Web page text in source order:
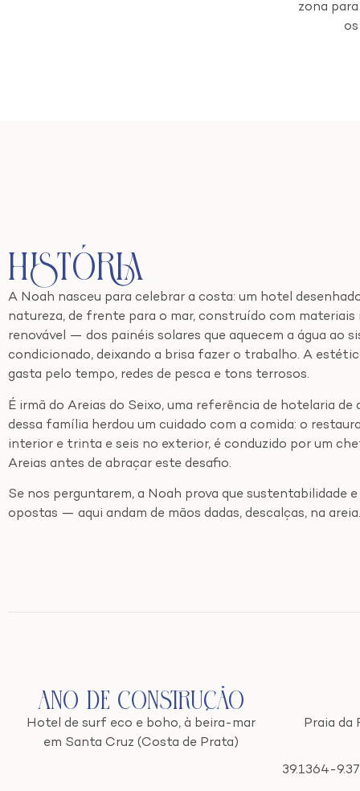
zona
História
A Noah nasceu para celebrar a costa: um hotel
natureza, de frente para o mar, construído com materiais
renovável — dos painéis solares que aquecem a água ao
condicionado, deixando a brisa fazer o trabalho. A
gasta pelo tempo, redes de pesca e tons terrosos.
É irmã do Areias do Seixo, uma referência de hotelaria de
dessa família herdou um cuidado com a comida: o
interior e trinta e seis no exterior, é conduzido por um
Areias antes de abraçar este desafio.
Se nos perguntarem, a Noah prova que sustentabilidade
opostas — aqui andam de mãos dadas, descalças, na areia.
Ano de Construção
Hotel de surf eco e boho, à beira-mar
em Santa Cruz (Costa de Prata)
Praia da
39.1364-